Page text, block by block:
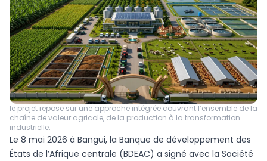
le projet repose sur une approche intégrée couvrant l’ensemble de la
chaîne de valeur agricole, de la production à la transformation
industrielle.
Le 8 mai 2026 à Bangui, la Banque de développement des
États de l’Afrique centrale (BDEAC) a signé avec la Société